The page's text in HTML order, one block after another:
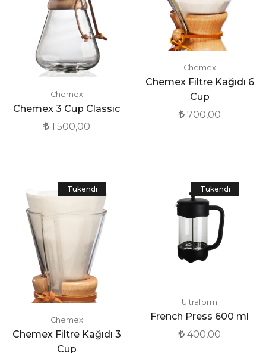
Chemex
Chemex 3 Cup Classic
1.500,00
Chemex
Chemex Filtre Kağıdı 6
Cup
700,00
Tükendi
Chemex
Chemex Filtre Kağıdı 3
Cup
Tükendi
Ultraform
French Press 600 ml
400,00